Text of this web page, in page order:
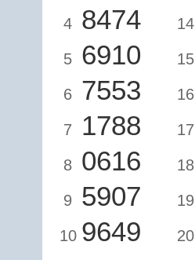
4 8474
5 6910
6 7553
7 1788
8 0616
9 5907
10 9649
14
15
16
17
18
19
20